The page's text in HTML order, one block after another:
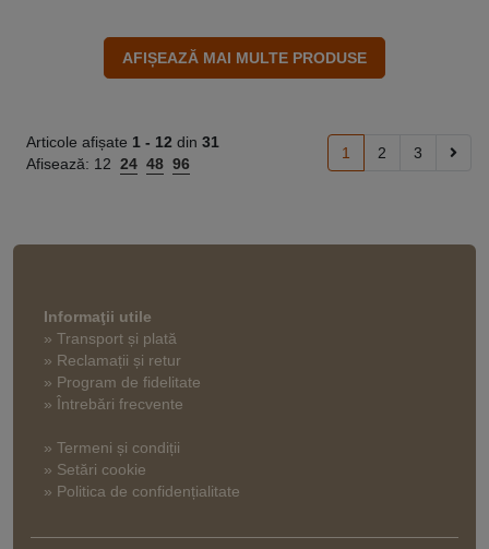
Articole afișate 1 - 12 din 31
Afisează: 12 24 48 96
1 2 3
Informaţii utile
» Transport și plată
» Reclamații și retur
» Program de fidelitate
» Întrebări frecvente
» Termeni și condiții
» Setări cookie
» Politica de confidențialitate